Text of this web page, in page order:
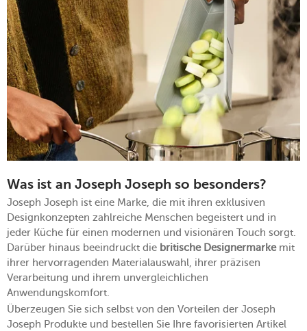
Was ist an Joseph Joseph so besonders?
Joseph Joseph ist eine Marke, die mit ihren exklusiven
Designkonzepten zahlreiche Menschen begeistert und in
jeder Küche für einen modernen und visionären Touch sorgt.
Darüber hinaus beeindruckt die britische Designermarkemit
ihrer hervorragenden Materialauswahl, ihrer präzisen
Verarbeitung und ihrem unvergleichlichen
Anwendungskomfort.
Überzeugen Sie sich selbst von den Vorteilen der Joseph
Joseph Produkte und bestellen Sie Ihre favorisierten Artikel